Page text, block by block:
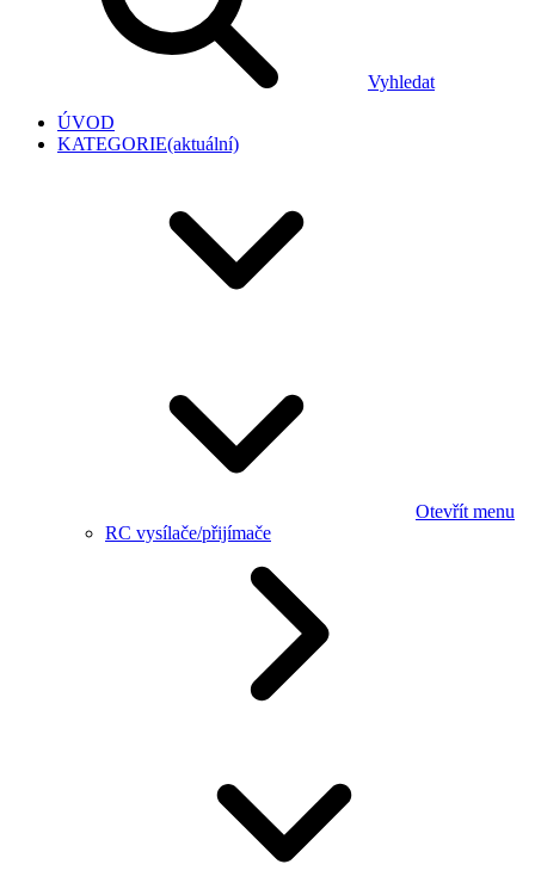
Vyhledat
ÚVOD
KATEGORIE(aktuální)
Otevřít menu
RC vysílače/přijímače